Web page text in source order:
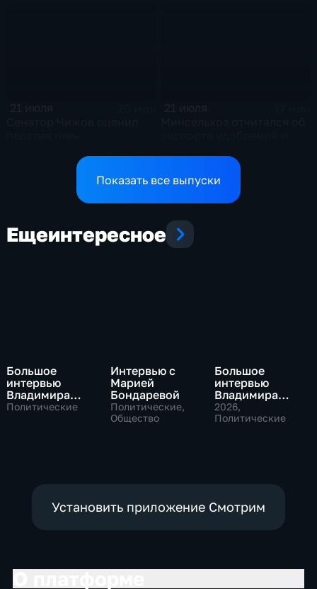
конфликтов на Ближнем
Востоке и диалог с
аграриев топливом
Показать все выпуски
Ещеинтересное
Большое
интервью
Владимира
Путина Сергею
Политические
Интервью с
Марией
Бондаревой
Политические,
Общество
Большое
интервью
Владимира
Соловьева
Роджеру
2026,
Политические
Установить приложение Смотрим